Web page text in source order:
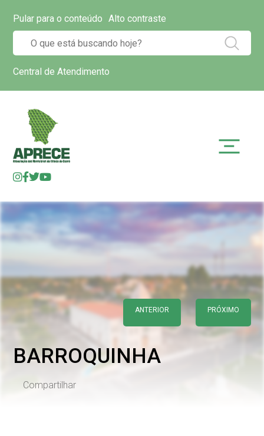
Pular para o conteúdo Alto contraste
Central de Atendimento
ANTERIOR PRÓXIMO
BARROQUINHA
Compartilhar